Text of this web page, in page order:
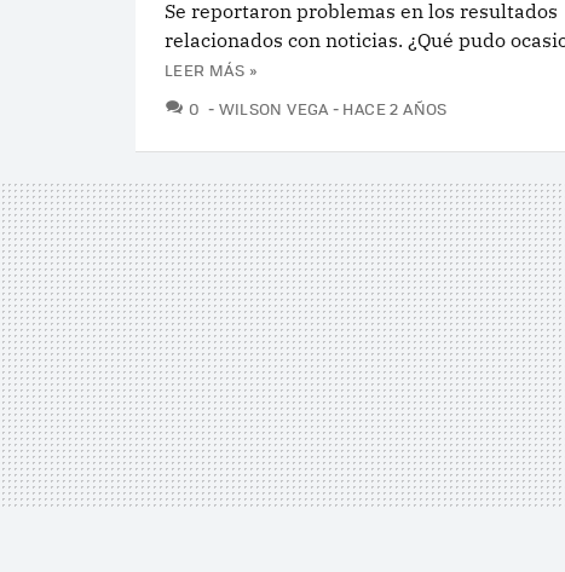
Se reportaron problemas en los resultados
relacionados con noticias. ¿Qué pudo
LEER MÁS »
0 COMENTARIOS
WILSON VEGA HACE 2 AÑOS